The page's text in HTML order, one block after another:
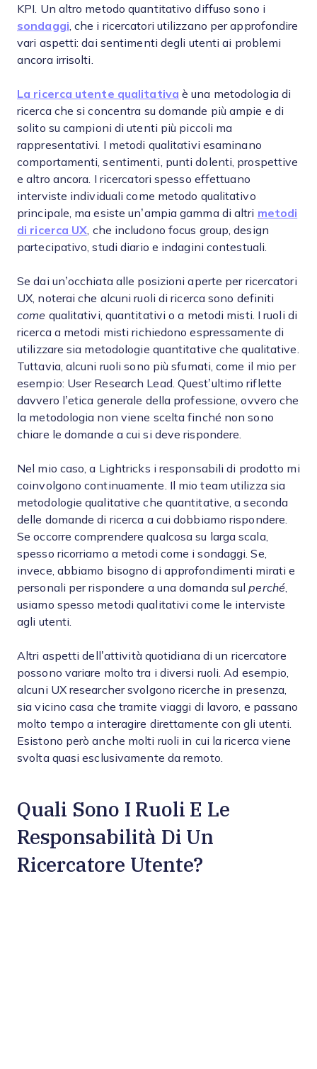
KPI. Un altro metodo quantitativo diffuso sono i
sondaggi , che i ricercatori utilizzano per approfondire
vari aspetti: dai sentimenti degli utenti ai problemi
ancora irrisolti.
La ricerca utente qualitativa è una metodologia di
ricerca che si concentra su domande più ampie e di
solito su campioni di utenti più piccoli ma
rappresentativi. I metodi qualitativi esaminano
comportamenti, sentimenti, punti dolenti, prospettive
e altro ancora. I ricercatori spesso effettuano
interviste individuali come metodo qualitativo
principale, ma esiste un’ampia gamma di altri metodi
di ricerca UX , che includono focus group, design
partecipativo, studi diario e indagini contestuali.
Se dai un’occhiata alle posizioni aperte per ricercatori
UX, noterai che alcuni ruoli di ricerca sono definiti
come qualitativi, quantitativi o a metodi misti. I ruoli di
ricerca a metodi misti richiedono espressamente di
utilizzare sia metodologie quantitative che qualitative.
Tuttavia, alcuni ruoli sono più sfumati, come il mio per
esempio: User Research Lead. Quest’ultimo riflette
davvero l’etica generale della professione, ovvero che
la metodologia non viene scelta finché non sono
chiare le domande a cui si deve rispondere.
Nel mio caso, a Lightricks i responsabili di prodotto mi
coinvolgono continuamente. Il mio team utilizza sia
metodologie qualitative che quantitative, a seconda
delle domande di ricerca a cui dobbiamo rispondere.
Se occorre comprendere qualcosa su larga scala,
spesso ricorriamo a metodi come i sondaggi. Se,
invece, abbiamo bisogno di approfondimenti mirati e
personali per rispondere a una domanda sulperché,
usiamo spesso metodi qualitativi come le interviste
agli utenti.
Altri aspetti dell’attività quotidiana di un ricercatore
possono variare molto tra i diversi ruoli. Ad esempio,
alcuni UX researcher svolgono ricerche in presenza,
sia vicino casa che tramite viaggi di lavoro, e passano
molto tempo a interagire direttamente con gli utenti.
Esistono però anche molti ruoli in cui la ricerca viene
svolta quasi esclusivamente da remoto.
Quali Sono I Ruoli E Le
Responsabilità Di Un
Ricercatore Utente?